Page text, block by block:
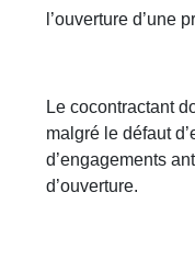
l’ouverture d’une
Le cocontractant
malgré le défaut
d’engagements
d’ouverture.